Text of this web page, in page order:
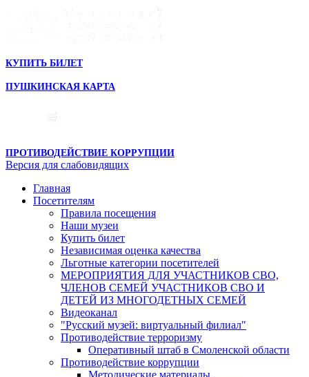
КУПИТЬ БИЛЕТ
ПУШКИНСКАЯ КАРТА
ПРОТИВОДЕЙСТВИЕ КОРРУПЦИИ
Версия для слабовидящих
Главная
Посетителям
Правила посещения
Наши музеи
Купить билет
Независимая оценка качества
Льготные категории посетителей
МЕРОПРИЯТИЯ ДЛЯ УЧАСТНИКОВ СВО,
ЧЛЕНОВ СЕМЕЙ УЧАСТНИКОВ СВО И
ДЕТЕЙ ИЗ МНОГОДЕТНЫХ СЕМЕЙ
Видеоканал
"Русский музей: виртуальный филиал"
Противодействие терроризму
Оперативный штаб в Смоленской области
Противодействие коррупции
Методические материалы